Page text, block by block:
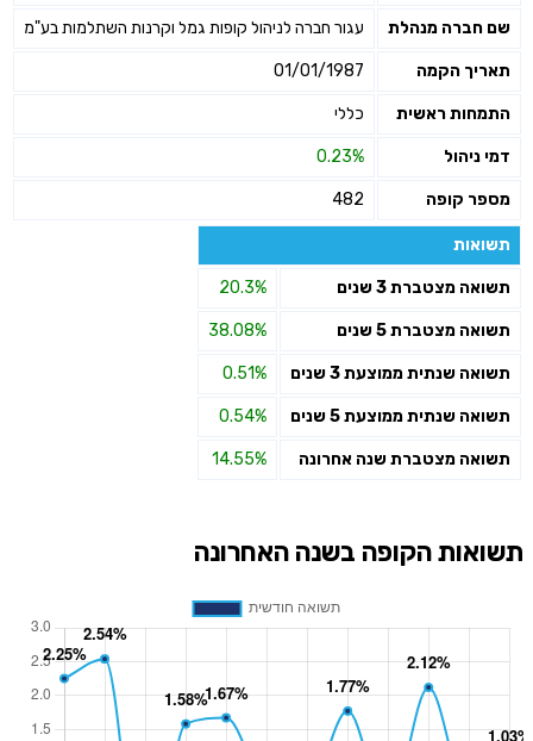
שם חברה מנהלת עגור חברה לניהול קופות גמל וקרנות השתלמות בע"מ
תאריך הקמה 01/01/1987
התמחות ראשית כללי
דמי ניהול 0.23%
מספר קופה 482
תשואות
תשואה מצטברת 3 שנים 20.3%
תשואה מצטברת 5 שנים 38.08%
תשואה שנתית ממוצעת 3 שנים 0.51%
תשואה שנתית ממוצעת 5 שנים 0.54%
תשואה מצטברת שנה אחרונה 14.55%
תשואות הקופה בשנה האחרונה